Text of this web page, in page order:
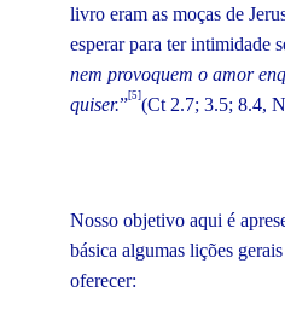
livro eram as moças de
esperar para ter intimidade
nem provoquem o amor
quiser.”[5](Ct 2.7; 3.5; 8.4,
Nosso objetivo aqui é
básica algumas lições
oferecer: